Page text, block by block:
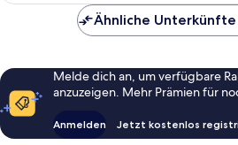
Ähnliche
Melde dich an, um verfügbare
anzuzeigen. Mehr Prämien für
Anmelden Jetzt kostenlos